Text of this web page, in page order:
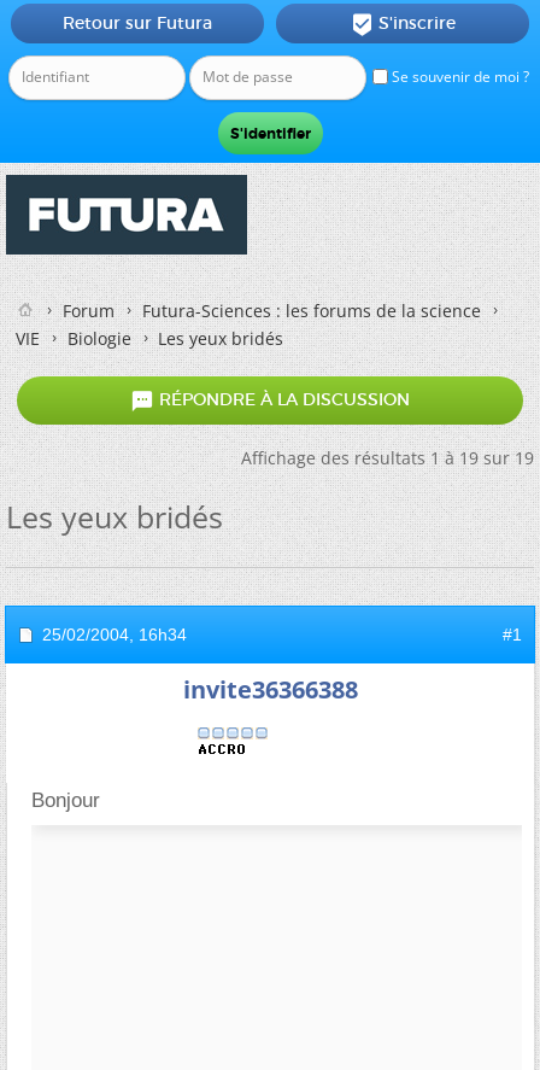
Se souvenir de moi ?
Retour sur Futura  S'inscrire
Forum
Futura-Sciences : les forums de la science
VIE
Biologie Les yeux bridés
 RÉPONDRE À LA DISCUSSION
Affichage des résultats 1 à 19 sur 19
Les yeux bridés
25/02/2004, 16h34 #1
invite36366388
Bonjour